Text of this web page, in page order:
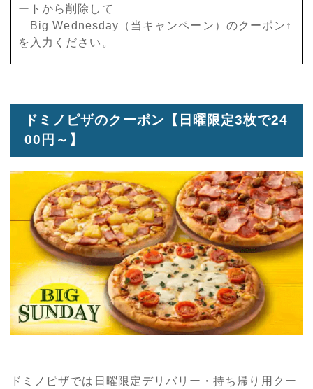
ートから削除して
Big Wednesday（当キャンペーン）のクーポン↑
を入力ください。
ドミノピザのクーポン【日曜限定3枚で24
00円～】
ドミノピザでは日曜限定デリバリー・持ち帰り用クー